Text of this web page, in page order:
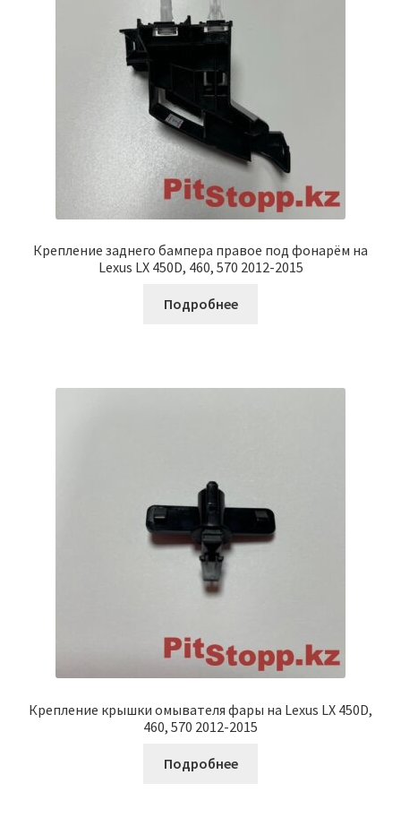
Крепление заднего бампера правое под фонарём на
Lexus LX 450D, 460, 570 2012-2015
Подробнее
Крепление крышки омывателя фары на Lexus LX 450D,
460, 570 2012-2015
Подробнее